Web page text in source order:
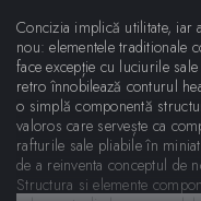
Concizia implică utilitate, iar
nou: elementele traditionale
face excepție cu luciurile
retro înnobilează conturul
o simplă componentă
valoros care servește ca
rafturile sale pliabile în
de a reinventa conceptul de
Structura si elemente